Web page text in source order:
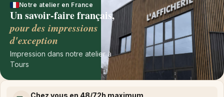
Notre atelier en France
Un savoir-faire français,
pour des impressions
d'exception
Impression dans notre atelier à
Tours
Chez vous en 48/72h maximum